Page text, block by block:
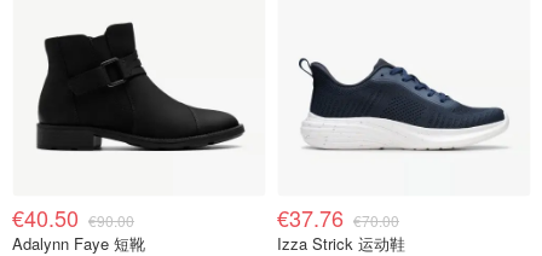
€40.50 €90.00
Adalynn Faye 短靴
€37.76 €70.00
Izza Strick 运动鞋